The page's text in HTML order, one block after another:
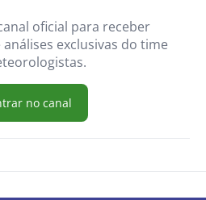
oficial para receber
exclusivas do time
no canal